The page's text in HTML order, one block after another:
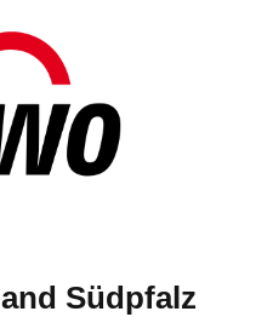
Südpfalz